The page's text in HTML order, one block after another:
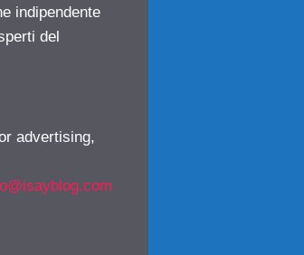
indipendente
del
advertising,